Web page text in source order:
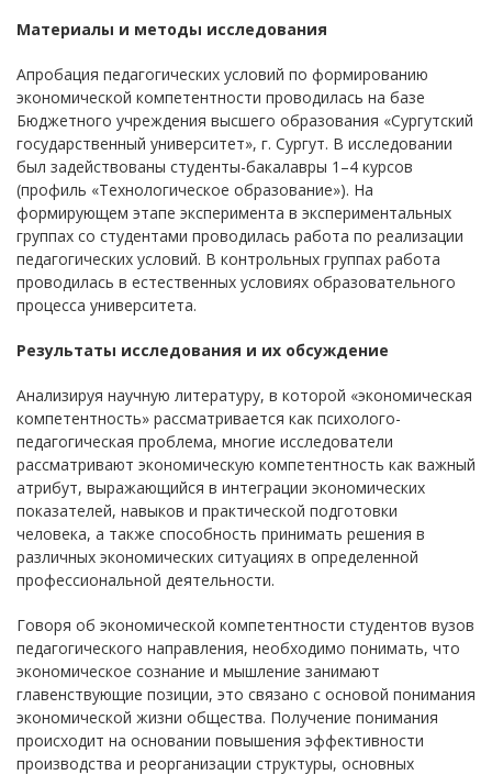
Материалы и методы исследования
Апробация педагогических условий по формированию
экономической компетентности проводилась на базе
Бюджетного учреждения высшего образования «Сургутский
государственный университет», г. Сургут. В исследовании
был задействованы студенты-бакалавры 1–4 курсов
(профиль «Технологическое образование»). На
формирующем этапе эксперимента в экспериментальных
группах со студентами проводилась работа по реализации
педагогических условий. В контрольных группах работа
проводилась в естественных условиях образовательного
процесса университета.
Результаты исследования и их обсуждение
Анализируя научную литературу, в которой «экономическая
компетентность» рассматривается как психолого-
педагогическая проблема, многие исследователи
рассматривают экономическую компетентность как важный
атрибут, выражающийся в интеграции экономических
показателей, навыков и практической подготовки
человека, а также способность принимать решения в
различных экономических ситуациях в определенной
профессиональной деятельности.
Говоря об экономической компетентности студентов вузов
педагогического направления, необходимо понимать, что
экономическое сознание и мышление занимают
главенствующие позиции, это связано с основой понимания
экономической жизни общества. Получение понимания
происходит на основании повышения эффективности
производства и реорганизации структуры, основных